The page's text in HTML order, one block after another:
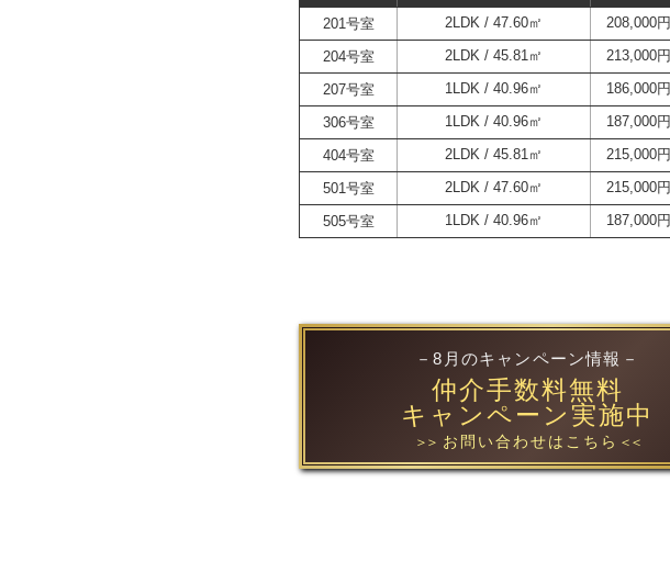
201号室 2LDK 47.60㎡ 208,000円
204号室 2LDK 45.81㎡ 213,000円
207号室 1LDK 40.96㎡ 186,000円
306号室 1LDK 40.96㎡ 187,000円
404号室 2LDK 45.81㎡ 215,000円
501号室 2LDK 47.60㎡ 215,000円
505号室 1LDK 40.96㎡ 187,000円
－8月のキャンペーン情報－
仲介手数料無料
キャンペーン実施中
＞＞ お問い合わせはこちら ＜＜